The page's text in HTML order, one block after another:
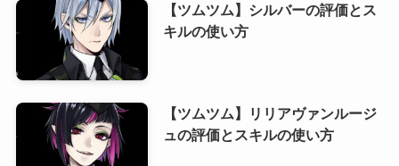
【ツムツム】シルバーの評価とス
キルの使い方
【ツムツム】リリアヴァンルージ
ュの評価とスキルの使い方